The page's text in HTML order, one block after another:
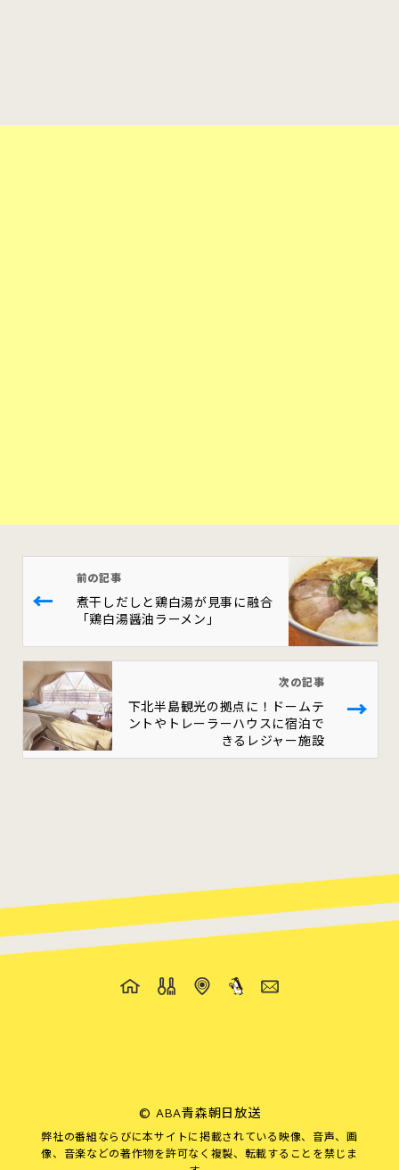
←
前の記事
煮干しだしと鶏白湯が見事に融合
「鶏白湯醤油ラーメン」
次の記事
下北半島観光の拠点に！ドームテ
ントやトレーラーハウスに宿泊で
きるレジャー施設
→
©ABA青森朝日放送
弊社の番組ならびに本サイトに掲載されている映像、音声、画
像、音楽などの著作物を許可なく複製、転載することを禁じま